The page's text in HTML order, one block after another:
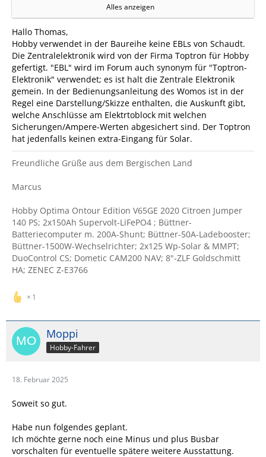
Gruß Thomas
Alles anzeigen
Hallo Thomas,
Hobby verwendet in der Baureihe keine EBLs von Schaudt.
Die Zentralelektronik wird von der Firma Toptron für Hobby
gefertigt. "EBL" wird im Forum auch synonym für "Toptron-
Elektronik" verwendet; es ist halt die Zentrale Elektronik
gemein. In der Bedienungsanleitung des Womos ist in der
Regel eine Darstellung/Skizze enthalten, die Auskunft gibt,
welche Anschlüsse am Elektrtoblock mit welchen
Sicherungen/Ampere-Werten abgesichert sind. Der Toptron
hat jedenfalls keinen extra-Eingang für Solar.
Freundliche Grüße aus dem Bergischen Land
Marcus
Hobby Optima Ontour Edition V65GE 2020 Citroen Jumper
140 PS; 2x150Ah Supervolt-LiFePO4 ; Büttner-
Batteriecomputer m. 200A-Shunt; Büttner-50A-Ladebooster;
Büttner-1500W-Wechselrichter; 2x125 Wp-Solar & MMPT;
DuoControl CS; Dometic CAM200 NAV; 8"-ZLF Goldschmitt
HA; ZENEC Z-E3766
1
Moppi
Hobby-Fahrer
18. Februar 2025
Soweit so gut.
Habe nun folgendes geplant.
Ich möchte gerne noch eine Minus und plus Busbar
vorschalten für eventuelle spätere weitere Ausstattung.